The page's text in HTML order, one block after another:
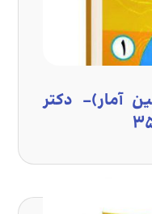
آمار)- دکتر